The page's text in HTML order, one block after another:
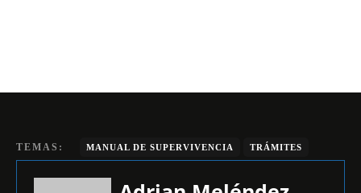
TEMAS: MANUAL DE SUPERVIVENCIA TRÁMITES